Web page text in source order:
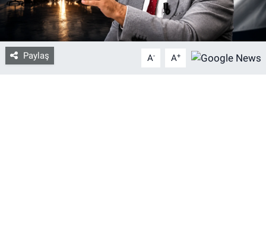
Paylaş A- A+
Gözden Kaçmasın
İletişim (Künye)